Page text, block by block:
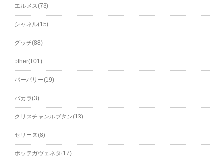
エルメス(73)
シャネル(15)
グッチ(88)
other(101)
バーバリー(19)
バカラ(3)
クリスチャンルブタン(13)
セリーヌ(8)
ボッテガヴェネタ(17)